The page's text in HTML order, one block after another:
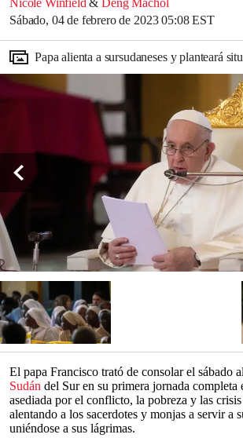
Nicole Winfield & Deng Machol
Sábado, 04 de febrero de 2023 05:08 EST
Papa alienta a sursudaneses y planteará
El papa Francisco trató de consolar el sábado
Sudán del Sur en su primera jornada completa
asediada por el conflicto, la pobreza y las
alentando a los sacerdotes y monjas a servir a
uniéndose a sus lágrimas.